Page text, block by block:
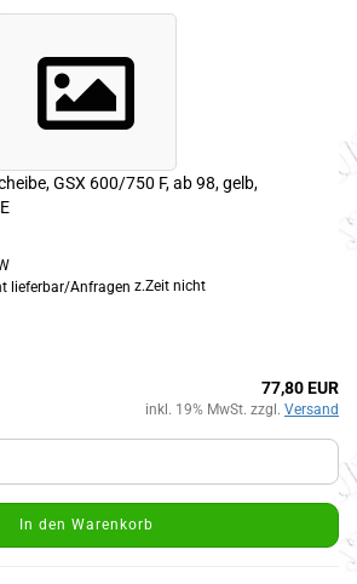
GSX 600/750 F, ab 98, gelb,
z.Zeit nicht
77,80 EUR
inkl. 19% MwSt. zzgl. Versand
In den Warenkorb